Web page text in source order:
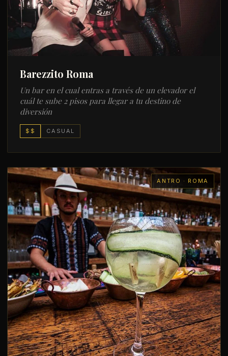
Barezzito Roma
Un bar en el cual entras a través de un elevador el
cuál te sube 2 pisos para llegar a tu destino de
diversión
$$ CASUAL
ANTRO · ROMA